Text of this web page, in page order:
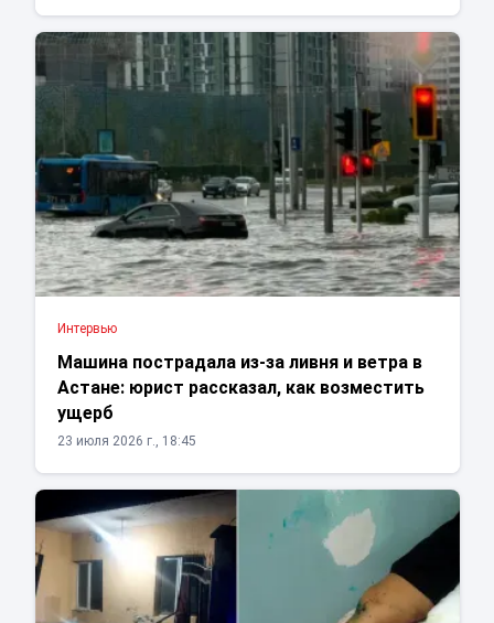
Интервью
Машина пострадала из-за ливня и ветра в
Астане: юрист рассказал, как возместить
ущерб
23 июля 2026 г., 18:45